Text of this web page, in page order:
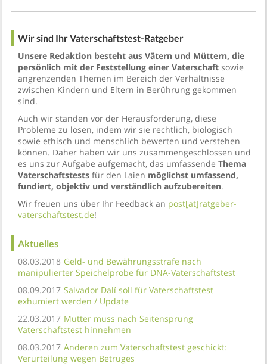
Wir sind Ihr Vaterschaftstest-Ratgeber
Unsere Redaktion besteht aus Vätern und Müttern, die
persönlich mit der Feststellung einer Vaterschaftsowie
angrenzenden Themen im Bereich der Verhältnisse
zwischen Kindern und Eltern in Berührung gekommen
sind.
Auch wir standen vor der Herausforderung, diese
Probleme zu lösen, indem wir sie rechtlich, biologisch
sowie ethisch und menschlich bewerten und verstehen
können. Daher haben wir uns zusammengeschlossen und
es uns zur Aufgabe aufgemacht, das umfassende Thema
Vaterschaftstestsfür den Laien möglichst umfassend,
fundiert, objektiv und verständlich aufzubereiten.
Wir freuen uns über Ihr Feedback an post[at]ratgeber-
vaterschaftstest.de!
Aktuelles
08.03.2018 Geld- und Bewährungsstrafe nach
manipulierter Speichelprobe für DNA-Vaterschaftstest
08.09.2017 Salvador Dalí soll für Vaterschaftstest
exhumiert werden / Update
22.03.2017 Mutter muss nach Seitensprung
Vaterschaftstest hinnehmen
08.03.2017 Anderen zum Vaterschaftstest geschickt:
Verurteilung wegen Betruges